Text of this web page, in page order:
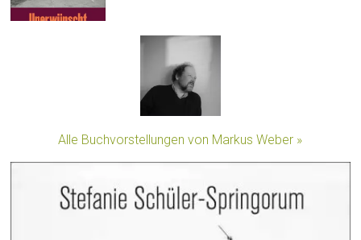
Alle Buchvorstellungen von Markus Weber »